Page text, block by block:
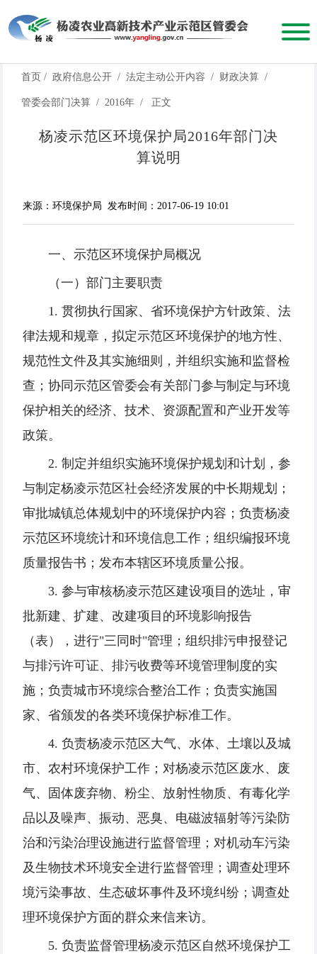
首页 / 政府信息公开 / 法定主动公开内容 / 财政决算 /
管委会部门决算 / 2016年 / 正文
杨凌示范区环境保护局2016年部门决
算说明
来源：环境保护局 发布时间：2017-06-19 10:01
一、示范区环境保护局概况
（一）部门主要职责
1. 贯彻执行国家、省环境保护方针政策、法
律法规和规章，拟定示范区环境保护的地方性、
规范性文件及其实施细则，并组织实施和监督检
查；协同示范区管委会有关部门参与制定与环境
保护相关的经济、技术、资源配置和产业开发等
政策。
2. 制定并组织实施环境保护规划和计划，参
与制定杨凌示范区社会经济发展的中长期规划；
审批城镇总体规划中的环境保护内容；负责杨凌
示范区环境统计和环境信息工作；组织编报环境
质量报告书；发布本辖区环境质量公报。
3. 参与审核杨凌示范区建设项目的选址，审
批新建、扩建、改建项目的环境影响报告
（表），进行"三同时"管理；组织排污申报登记
与排污许可证、排污收费等环境管理制度的实
施；负责城市环境综合整治工作；负责实施国
家、省颁发的各类环境保护标准工作。
4. 负责杨凌示范区大气、水体、土壤以及城
市、农村环境保护工作；对杨凌示范区废水、废
气、固体废弃物、粉尘、放射性物质、有毒化学
品以及噪声、振动、恶臭、电磁波辐射等污染防
治和污染治理设施进行监督管理；对机动车污染
及生物技术环境安全进行监督管理；调查处理环
境污染事故、生态破坏事件及环境纠纷；调查处
理环境保护方面的群众来信来访。
5. 负责监督管理杨凌示范区自然环境保护工